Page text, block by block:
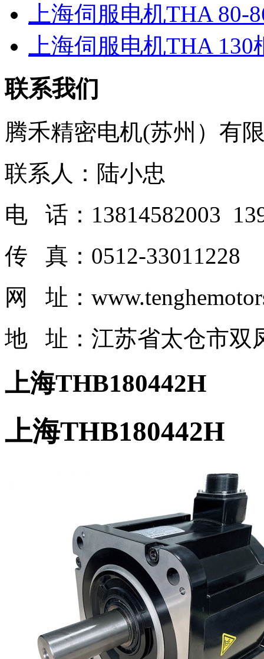
上海伺服电机THA 80-
上海伺服电机THA 130
联系我们
腾禾精密电机(苏州）有
联系人：陆小忠
电 话：13814582003
传 真：0512-33011228
网 址：
地 址：江苏省太仓市双
上海THB180442H
上海THB180442H